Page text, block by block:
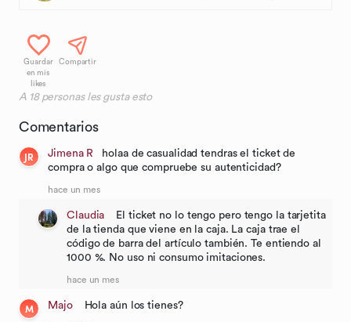
Guardar
en mis
likes
Compartir
A 18personas les gusta esto
Comentarios
JR Jimena R
holaa de casualidad tendras el ticket de
compra o algo que compruebe su autenticidad?
hace un mes
Claudia
El ticket no lo tengo pero tengo la tarjetita
de la tienda que viene en la caja. La caja trae el
código de barra del artículo también. Te entiendo al
1000 %. No uso ni consumo imitaciones.
hace un mes
M Majo Hola aún los tienes?